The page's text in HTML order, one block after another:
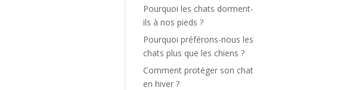
Pourquoi les chats dorment-
ils à nos pieds ?
Pourquoi préférons-nous les
chats plus que les chiens ?
Comment protéger son chat
en hiver ?